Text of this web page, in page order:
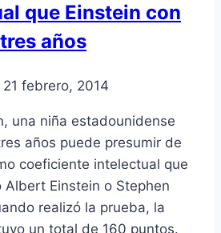
que Einstein con
años
21 febrero, 2014
una niña estadounidense
años puede presumir de
coeficiente intelectual que
Albert Einstein o Stephen
realizó la prueba, la
un total de 160 puntos.